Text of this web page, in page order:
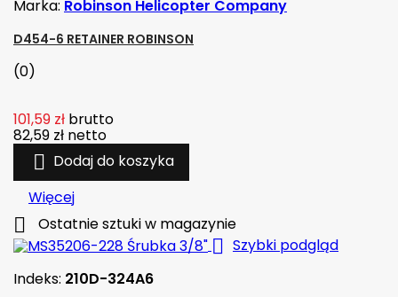
Marka: Robinson Helicopter Company
D454-6 RETAINER ROBINSON
(0)
101,59 zł brutto
82,59 zł netto
 Dodaj do koszyka
Więcej
 Ostatnie sztuki w magazynie
 Szybki podgląd
Indeks: 210D-324A6